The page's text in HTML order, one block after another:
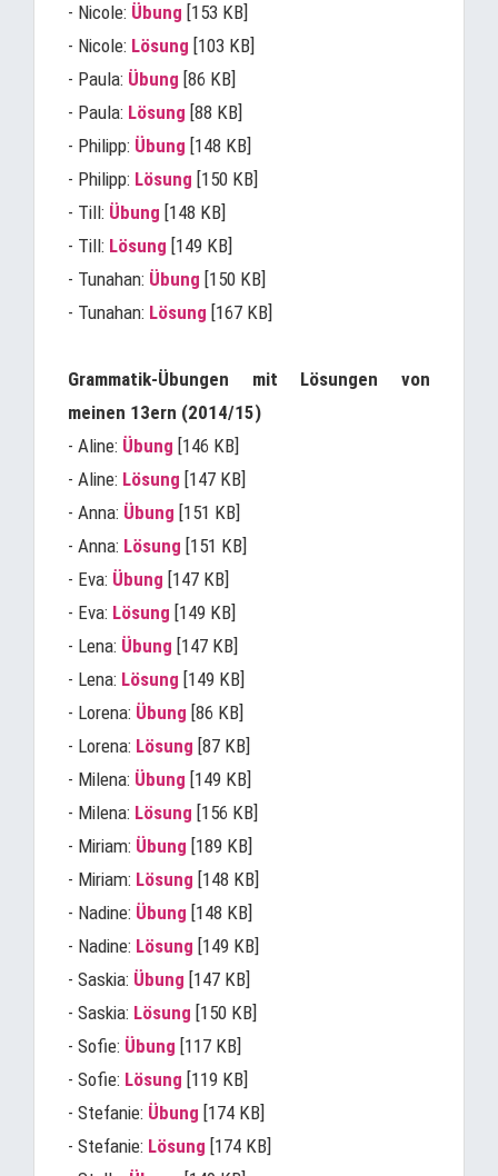
- Nicole: Übung [153 KB]
- Nicole: Lösung [103 KB]
- Paula: Übung [86 KB]
- Paula: Lösung [88 KB]
- Philipp: Übung [148 KB]
- Philipp: Lösung [150 KB]
- Till: Übung [148 KB]
- Till: Lösung [149 KB]
- Tunahan: Übung [150 KB]
- Tunahan: Lösung [167 KB]
Grammatik-Übungen mit Lösungen von
meinen 13ern (2014/15)
- Aline: Übung [146 KB]
- Aline: Lösung [147 KB]
- Anna: Übung [151 KB]
- Anna: Lösung [151 KB]
- Eva: Übung [147 KB]
- Eva: Lösung [149 KB]
- Lena: Übung [147 KB]
- Lena: Lösung [149 KB]
- Lorena: Übung [86 KB]
- Lorena: Lösung [87 KB]
- Milena: Übung [149 KB]
- Milena: Lösung [156 KB]
- Miriam: Übung [189 KB]
- Miriam: Lösung [148 KB]
- Nadine: Übung [148 KB]
- Nadine: Lösung [149 KB]
- Saskia: Übung [147 KB]
- Saskia: Lösung [150 KB]
- Sofie: Übung [117 KB]
- Sofie: Lösung [119 KB]
- Stefanie: Übung [174 KB]
- Stefanie: Lösung [174 KB]